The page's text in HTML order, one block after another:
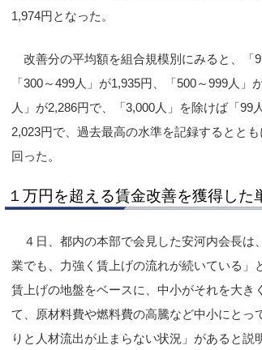
1,974円となった。
改善分の平均額を組合規模別にみると、「
「300～499人」が1,935円、「500～999人
人」が2,286円で、「3,000人」を除けば「
2,023円で、過去最高の水準を記録するとと
回った。
１万円を超える賃金改善を獲得した
４日、都内の本部で会見した安河内会長
業でも、力強く賃上げの流れが続いている
賃上げの地盤をベースに、中小がそれを大き
て、原材料費や燃料費の高騰など中小にとっ
りと人材流出が止まらない状況」があると